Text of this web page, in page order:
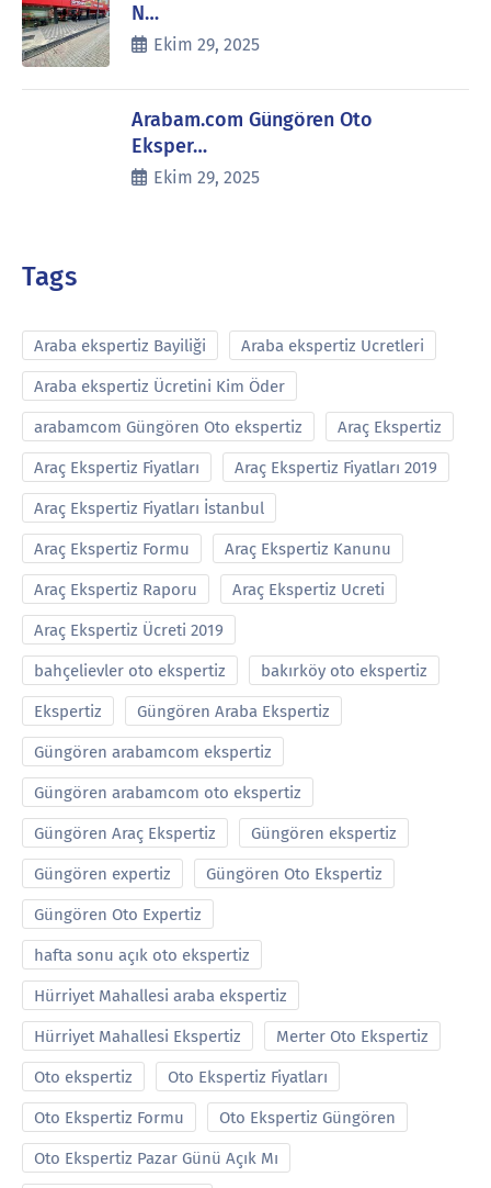
N…
Ekim 29, 2025
Arabam.com Güngören Oto
Eksper…
Ekim 29, 2025
Tags
Araba ekspertiz Bayiliği Araba ekspertiz Ucretleri
Araba ekspertiz Ücretini Kim Öder
arabamcom Güngören Oto ekspertiz Araç Ekspertiz
Araç Ekspertiz Fiyatları Araç Ekspertiz Fiyatları 2019
Araç Ekspertiz Fiyatları İstanbul
Araç Ekspertiz Formu Araç Ekspertiz Kanunu
Araç Ekspertiz Raporu Araç Ekspertiz Ucreti
Araç Ekspertiz Ücreti 2019
bahçelievler oto ekspertiz bakırköy oto ekspertiz
Ekspertiz Güngören Araba Ekspertiz
Güngören arabamcom ekspertiz
Güngören arabamcom oto ekspertiz
Güngören Araç Ekspertiz Güngören ekspertiz
Güngören expertiz Güngören Oto Ekspertiz
Güngören Oto Expertiz
hafta sonu açık oto ekspertiz
Hürriyet Mahallesi araba ekspertiz
Hürriyet Mahallesi Ekspertiz Merter Oto Ekspertiz
Oto ekspertiz Oto Ekspertiz Fiyatları
Oto Ekspertiz Formu Oto Ekspertiz Güngören
Oto Ekspertiz Pazar Günü Açık Mı